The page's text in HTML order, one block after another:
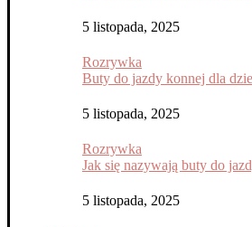
5 listopada, 2025
Rozrywka
Buty do jazdy konnej dla
5 listopada, 2025
Rozrywka
Jak się nazywają buty do
5 listopada, 2025